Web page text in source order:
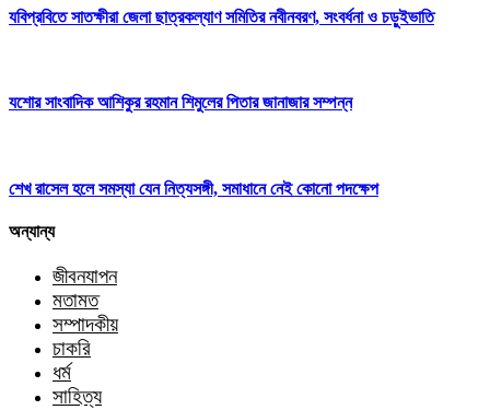
যবিপ্রবিতে সাতক্ষীরা জেলা ছাত্রকল্যাণ সমিতির নবীনবরণ, সংবর্ধনা ও চড়ুইভাতি
যশোর সাংবাদিক আশিকুর রহমান শিমুলের পিতার জানাজার সম্পন্ন
শেখ রাসেল হলে সমস্যা যেন নিত্যসঙ্গী, সমাধানে নেই কোনো পদক্ষেপ
অন্যান্য
জীবনযাপন
মতামত
সম্পাদকীয়
চাকরি
ধর্ম
সাহিত্য